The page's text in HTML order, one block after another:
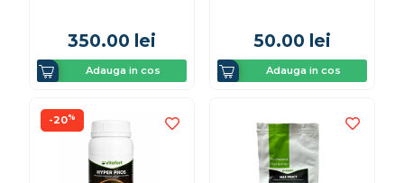
350.00 lei
Adauga in cos
50.00 lei
Adauga in cos
-20%